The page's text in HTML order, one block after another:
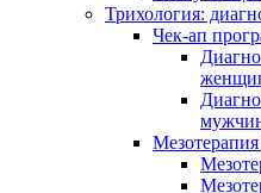
Трихология:
Чек-ап